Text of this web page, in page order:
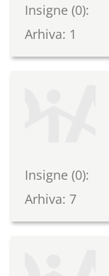
Insigne (0):
Arhiva: 1
Insigne (0):
Arhiva: 7